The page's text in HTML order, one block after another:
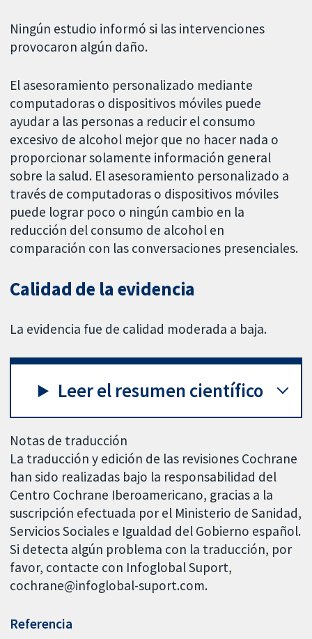
Ningún estudio informó si las intervenciones
provocaron algún daño.
El asesoramiento personalizado mediante
computadoras o dispositivos móviles puede
ayudar a las personas a reducir el consumo
excesivo de alcohol mejor que no hacer nada o
proporcionar solamente información general
sobre la salud. El asesoramiento personalizado a
través de computadoras o dispositivos móviles
puede lograr poco o ningún cambio en la
reducción del consumo de alcohol en
comparación con las conversaciones presenciales.
Calidad de la evidencia
La evidencia fue de calidad moderada a baja.
Leer el resumen científico
Notas de traducción
La traducción y edición de las revisiones Cochrane
han sido realizadas bajo la responsabilidad del
Centro Cochrane Iberoamericano, gracias a la
suscripción efectuada por el Ministerio de Sanidad,
Servicios Sociales e Igualdad del Gobierno español.
Si detecta algún problema con la traducción, por
favor, contacte con Infoglobal Suport,
cochrane@infoglobal-suport.com.
Referencia